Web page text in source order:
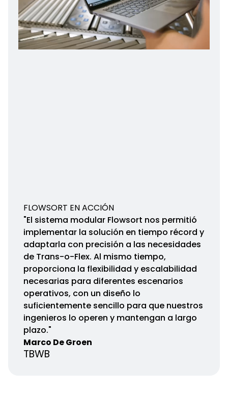
FLOWSORT EN ACCIÓN
"El sistema modular Flowsort nos permitió
implementar la solución en tiempo récord y
adaptarla con precisión a las necesidades
de Trans-o-Flex. Al mismo tiempo,
proporciona la flexibilidad y escalabilidad
necesarias para diferentes escenarios
operativos, con un diseño lo
suficientemente sencillo para que nuestros
ingenieros lo operen y mantengan a largo
plazo."
Marco De Groen
TBWB